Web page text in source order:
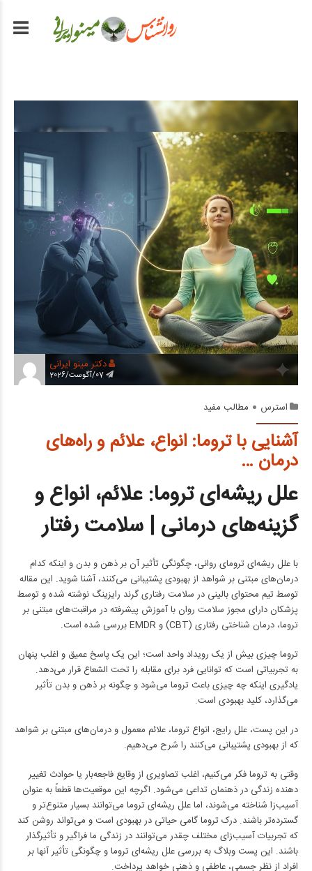
دکتر مینو ایرانی
07/آگوست/2026
استرس مطالب مفید
آشنایی با تروما: انواع، علائم و راه‌های
درمان …
علل ریشه‌ای تروما: علائم، انواع و
گزینه‌های درمانی | سلامت رفتار
با علل ریشه‌ای ترومای روانی، چگونگی تأثیر آن بر ذهن و بدن و اینکه کدام
درمان‌های مبتنی بر شواهد از بهبودی پشتیبانی می‌کنند، آشنا شوید. این مقاله
توسط تیم محتوای بالینی در سلامت رفتاری گرند رایزینگ نوشته شده و توسط
پزشکان دارای مجوز سلامت روان با آموزش پیشرفته در مراقبت‌های مبتنی بر
تروما، درمان شناختی رفتاری (CBT) و EMDR بررسی شده است.
تروما چیزی بیش از یک رویداد واحد است؛ این یک پاسخ عمیق و اغلب پنهان
به تجربیاتی است که توانایی فرد برای مقابله را تحت الشعاع قرار می‌دهد.
یادگیری اینکه چه چیزی باعث تروما می‌شود و چگونه بر ذهن و بدن تأثیر
می‌گذارد، کلید بهبودی است.
در این پست، علل رایج، انواع تروما، علائم معمول و درمان‌های مبتنی بر شواهد
که از بهبودی پشتیبانی می‌کنند را شرح می‌دهیم.
وقتی به تروما فکر می‌کنیم، اغلب تصاویری از وقایع فاجعه‌بار یا حوادث تغییر
دهنده زندگی در ذهنمان تداعی می‌شود. اگرچه این موقعیت‌ها قطعاً به عنوان
آسیب‌زا شناخته می‌شوند، اما علل ریشه‌ای تروما می‌توانند بسیار متنوع‌تر و
گسترده‌تر باشند. درک تروما گامی حیاتی در بهبودی است و می‌تواند روشن کند
که تجربیات آسیب‌زای مختلف چقدر می‌توانند در زندگی ما فراگیر و تأثیرگذار
باشند. این پست وبلاگ به بررسی علل ریشه‌ای تروما و چگونگی تأثیر آنها بر
افراد از نظر جسمی، عاطفی و ذهنی خواهد پرداخت.